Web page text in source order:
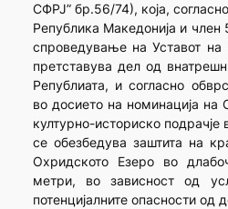
СФРЈ” бр.56/74), која,
Република Македонија и член
спроведување на Уставот на
претставува дел од
Републиата, и согласно
во досието на номинација на
културно-историско
се обезбедува заштита на
Охридското Езеро во
метри, во зависност од
потенцијалните опасности од